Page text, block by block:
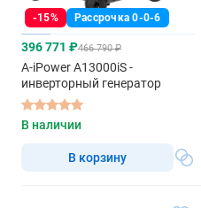
-15% Рассрочка 0-0-6
396 771 ₽466 790 ₽
A-iPower A13000iS -
инверторный генератор
В наличии
В корзину